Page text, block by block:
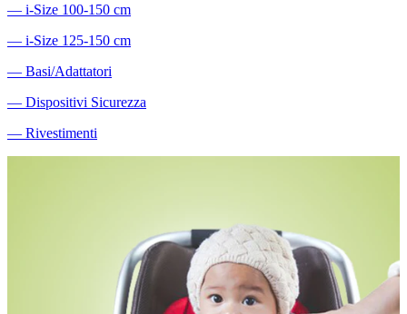
― i-Size 100-150 cm
― i-Size 125-150 cm
― Basi/Adattatori
― Dispositivi Sicurezza
― Rivestimenti